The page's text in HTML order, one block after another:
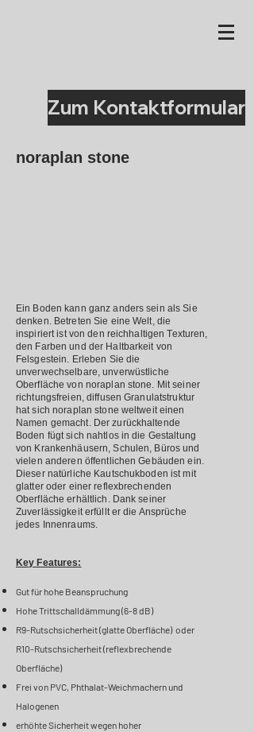
Zum Kontaktformular
noraplan stone
Ein Boden kann ganz anders sein als Sie
denken. Betreten Sie eine Welt, die
inspiriert ist von den reichhaltigen Texturen,
den Farben und der Haltbarkeit von
Felsgestein. Erleben Sie die
unverwechselbare, unverwüstliche
Oberfläche von noraplan stone. Mit seiner
richtungsfreien, diffusen Granulatstruktur
hat sich noraplan stone weltweit einen
Namen gemacht. Der zurückhaltende
Boden fügt sich nahtlos in die Gestaltung
von Krankenhäusern, Schulen, Büros und
vielen anderen öffentlichen Gebäuden ein.
Dieser natürliche Kautschukboden ist mit
glatter oder einer reflexbrechenden
Oberfläche erhältlich. Dank seiner
Zuverlässigkeit erfüllt er die Ansprüche
jedes Innenraums.
Key Features:
Gut für hohe Beanspruchung
Hohe Trittschalldämmung (6-8dB)
R9-Rutschsicherheit (glatte Oberfläche) oder
R10-Rutschsicherheit (reflexbrechende
Oberfläche)
Frei von PVC, Phthalat-Weichmachern und
Halogenen
erhöhte Sicherheit wegen hoher